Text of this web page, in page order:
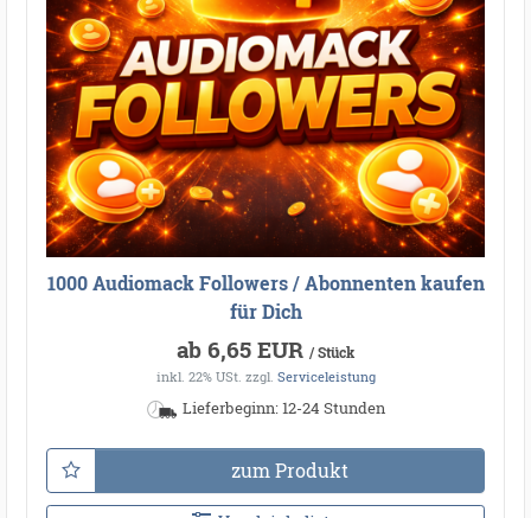
1000 Audiomack Followers / Abonnenten kaufen
für Dich
ab 6,65 EUR / Stück
inkl. 22% USt. zzgl. Serviceleistung
Lieferbeginn: 12-24 Stunden
zum Produkt